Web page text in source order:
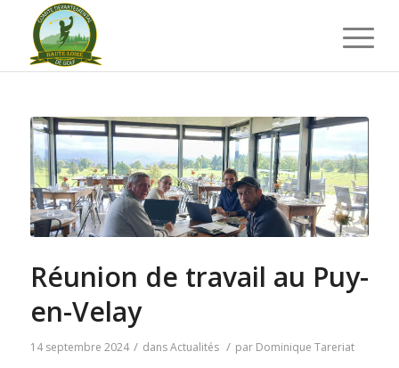
Réunion de travail au Puy-
en-Velay
14 septembre 2024 / dansActualités / par Dominique Tareriat